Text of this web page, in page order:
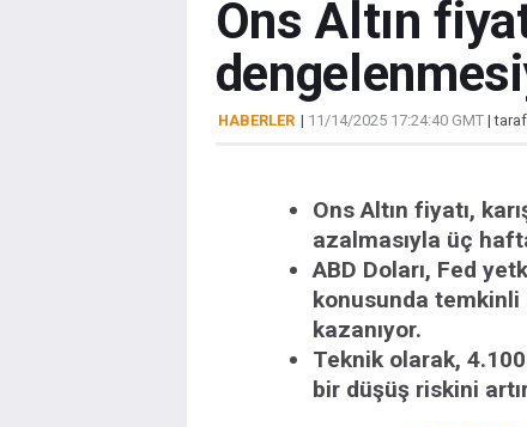
Ons Altın
HABERLER | 11/14/2025 17:24:40 GMT|
Ons Altın fiyatı,
azalmasıyla üç
ABD Doları, Fed
konusunda
kazanıyor.
Teknik olarak,
bir düşüş riskini